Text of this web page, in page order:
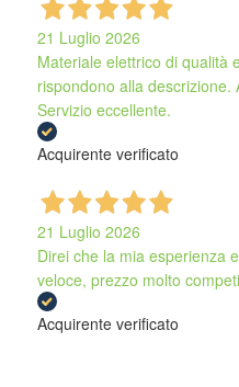
21 Luglio 2026
Materiale elettrico di qualità
rispondono alla descrizione.
Servizio eccellente.
Acquirente verificato
21 Luglio 2026
Direi che la mia esperienza
veloce, prezzo molto
Acquirente verificato